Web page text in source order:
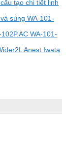
tạo chi tiết linh
súng WA-101-
WA-101-
Anest Iwata